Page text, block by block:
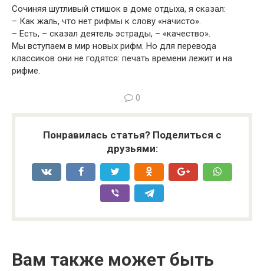
Сочиняя шутливый стишок в доме отдыха, я сказал:
– Как жаль, что нет рифмы к слову «начисто».
– Есть, – сказал деятель эстрады, – «качество».
Мы вступаем в мир новых рифм. Но для перевода
классиков они не годятся: печать времени лежит и на
рифме.
0
Понравилась статья? Поделиться с
друзьями:
Вам также может быть